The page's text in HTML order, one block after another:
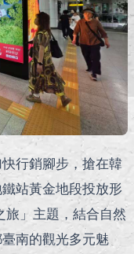
行銷腳步，搶在韓
站黃金地段投放形
旅」主題，結合自然
南的觀光多元魅